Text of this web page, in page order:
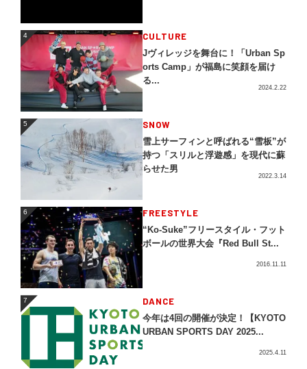
4 CULTURE
Jヴィレッジを舞台に！「Urban Sp
orts Camp」が福島に笑顔を届け
る...
2024.2.22
5 SNOW
雪上サーフィンと呼ばれる“雪板”が
持つ「スリルと浮遊感」を現代に蘇
らせた男
2022.3.14
6 FREESTYLE
“Ko-Suke”フリースタイル・フット
ボールの世界大会『Red Bull St...
2016.11.11
7 DANCE
今年は4回の開催が決定！【KYOTO
URBAN SPORTS DAY 2025...
2025.4.11